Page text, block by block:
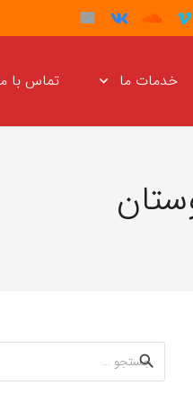
خدمات ما تماس با
جستجو
برای: